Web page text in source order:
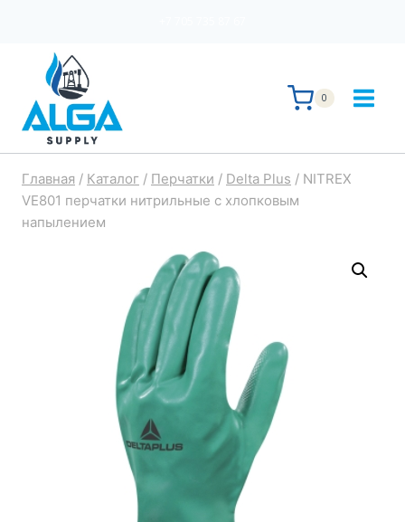
содержимому
0
Главная / Каталог / Перчатки / Delta Plus / NITREX
VE801 перчатки нитрильные с хлопковым
напылением